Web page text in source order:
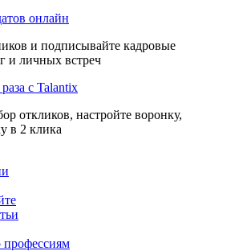
онлайн
и подписывайте кадровые
и личных встреч
с Talantix
откликов, настройте воронку,
в 2 клика